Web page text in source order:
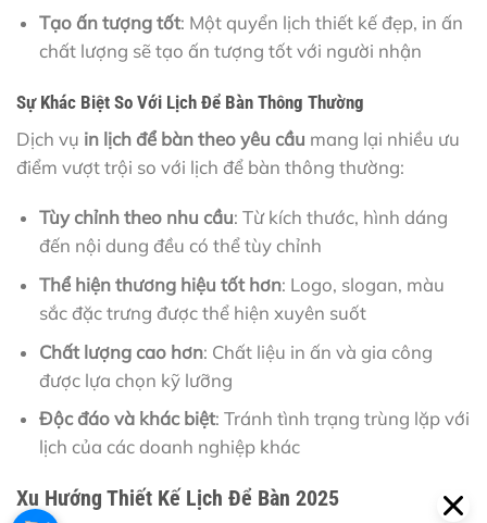
Tạo ấn tượng tốt: Một quyển lịch thiết kế đẹp, in ấn
chất lượng sẽ tạo ấn tượng tốt với người nhận
Sự Khác Biệt So Với Lịch Để Bàn Thông Thường
Dịch vụ in lịch để bàn theo yêu cầu mang lại nhiều ưu
điểm vượt trội so với lịch để bàn thông thường:
Tùy chỉnh theo nhu cầu: Từ kích thước, hình dáng
đến nội dung đều có thể tùy chỉnh
Thể hiện thương hiệu tốt hơn: Logo, slogan, màu
sắc đặc trưng được thể hiện xuyên suốt
Chất lượng cao hơn: Chất liệu in ấn và gia công
được lựa chọn kỹ lưỡng
Độc đáo và khác biệt: Tránh tình trạng trùng lặp với
lịch của các doanh nghiệp khác
Xu Hướng Thiết Kế Lịch Để Bàn 2025